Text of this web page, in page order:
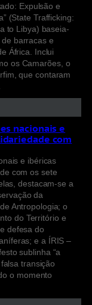
Expulsão e
(State Trafficking:
to Libya) baseia-
barracas e
África. Inclui
os Camarões, o
que contaram
nacionais e
com
e ibéricas
com os sete
destacam-se a
da
Antropologia; o
do Território e
defesa do
e a ÍRIS –
sublinha “a
transição
o momento